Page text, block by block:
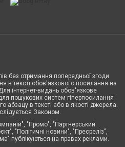
без отримання попередньої згоди
в тексті обов'язкового посилання на
інтернет-видань обов'язкове
пошукових систем гіперпосилання
абзацу в тексті або в якості джерела.
Законом.
"Промо", "Партнерський
"Політичні новини", "Пресреліз",
публікуються на правах реклами.